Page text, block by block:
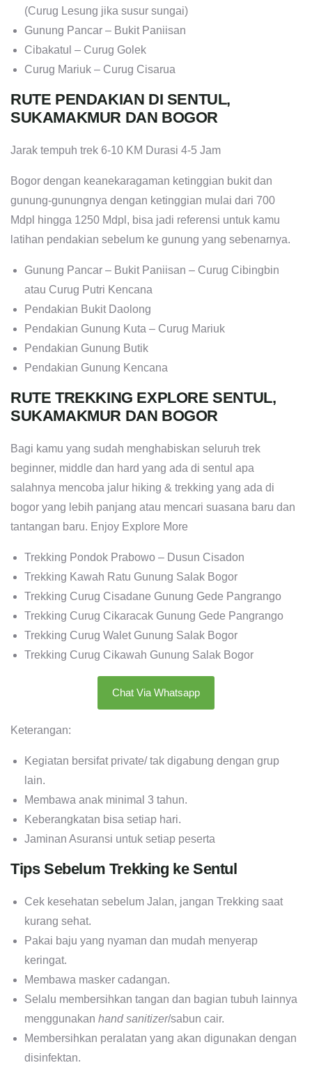
(Curug Lesung jika susur sungai)
Gunung Pancar – Bukit Paniisan
Cibakatul – Curug Golek
Curug Mariuk – Curug Cisarua
RUTE PENDAKIAN DI SENTUL,
SUKAMAKMUR DAN BOGOR
Jarak tempuh trek 6-10 KM Durasi 4-5 Jam
Bogor dengan keanekaragaman ketinggian bukit dan
gunung-gunungnya dengan ketinggian mulai dari 700
Mdpl hingga 1250 Mdpl, bisa jadi referensi untuk kamu
latihan pendakian sebelum ke gunung yang sebenarnya.
Gunung Pancar – Bukit Paniisan – Curug Cibingbin
atau Curug Putri Kencana
Pendakian Bukit Daolong
Pendakian Gunung Kuta – Curug Mariuk
Pendakian Gunung Butik
Pendakian Gunung Kencana
RUTE TREKKING EXPLORE SENTUL,
SUKAMAKMUR DAN BOGOR
Bagi kamu yang sudah menghabiskan seluruh trek
beginner, middle dan hard yang ada di sentul apa
salahnya mencoba jalur hiking & trekking yang ada di
bogor yang lebih panjang atau mencari suasana baru dan
tantangan baru. Enjoy Explore More
Trekking Pondok Prabowo – Dusun Cisadon
Trekking Kawah Ratu Gunung Salak Bogor
Trekking Curug Cisadane Gunung Gede Pangrango
Trekking Curug Cikaracak Gunung Gede Pangrango
Trekking Curug Walet Gunung Salak Bogor
Trekking Curug Cikawah Gunung Salak Bogor
Chat Via Whatsapp
Keterangan:
Kegiatan bersifat private/ tak digabung dengan grup
lain.
Membawa anak minimal 3 tahun.
Keberangkatan bisa setiap hari.
Jaminan Asuransi untuk setiap peserta
Tips Sebelum Trekking ke Sentul
Cek kesehatan sebelum Jalan, jangan Trekking saat
kurang sehat.
Pakai baju yang nyaman dan mudah menyerap
keringat.
Membawa masker cadangan.
Selalu membersihkan tangan dan bagian tubuh lainnya
menggunakan hand sanitizer/sabun cair.
Membersihkan peralatan yang akan digunakan dengan
disinfektan.